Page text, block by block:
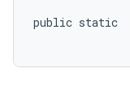
public static